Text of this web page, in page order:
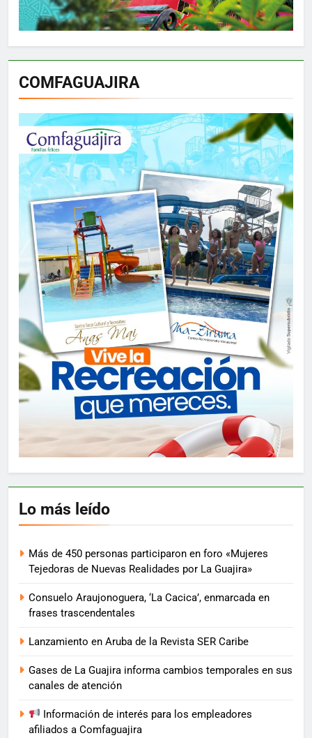
COMFAGUAJIRA
Lo más leído
Más de 450 personas participaron en foro «Mujeres
Tejedoras de Nuevas Realidades por La Guajira»
Consuelo Araujonoguera, ‘La Cacica’, enmarcada en
frases trascendentales
Lanzamiento en Aruba de la Revista SER Caribe
Gases de La Guajira informa cambios temporales en sus
canales de atención
Información de interés para los empleadores
afiliados a Comfaguajira